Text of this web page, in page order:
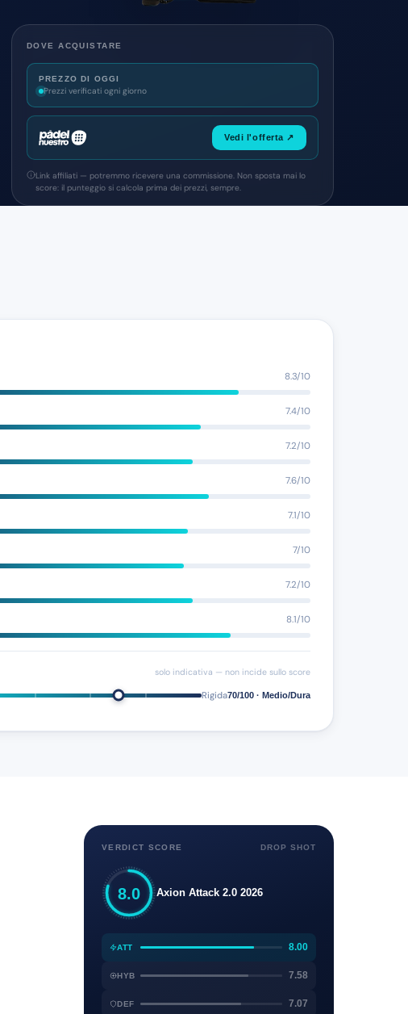
DOVE ACQUISTARE
PREZZO DI OGGI
Prezzi verificati ogni giorno
Vedi l'offerta ↗
Link affiliati — potremmo ricevere una commissione. Non sposta mai lo
score: il punteggio si calcola prima dei prezzi, sempre.
8.3/10
7.4/10
7.2/10
7.6/10
7.1/10
7/10
7.2/10
8.1/10
solo indicativa — non incide sullo score
Rigida70/100 · Medio/Dura
VERDICT SCORE DROP SHOT
8.0 Axion Attack 2.0 2026
ATT 8.00
HYB 7.58
DEF 7.07